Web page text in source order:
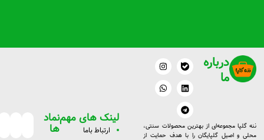
درباره
ما
I
n
t
a
m
L
i
k
e
d
i
W
h
t
s
T
e
e
g
r
a
ننه گلپا مجموعه‌ای از بهترین محصولات سنتی،
محلی و اصیل گلپایگان را با هدف حمایت از
نماد
ها
لینک های مهم
ارتباط باما